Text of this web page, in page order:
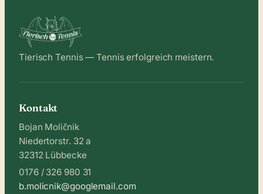
Tierisch Tennis — Tennis erfolgreich meistern.
Kontakt
Bojan Moličnik
Niedertorstr. 32 a
32312 Lübbecke
0176 / 326 980 31
b.molicnik@googlemail.com